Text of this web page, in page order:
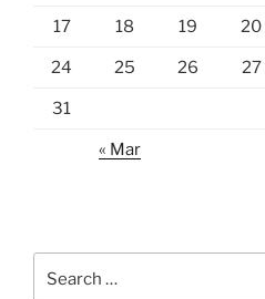
17 18 19 20
24 25 26 27
31
« Mar
for: